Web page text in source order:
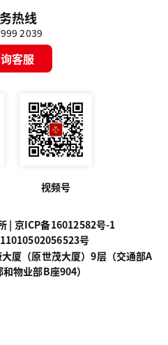
热线
2039
客服
视频号
| 京ICP备16012582号-1
号
厦（原世茂大厦）9层（交通部A
物业部B座904）